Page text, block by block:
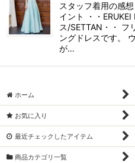
スタッフ着用の感
イント ・・
ス/SETTAN・・ フ
ングドレスです。
が…
ホーム
お気に入り
最近チェックしたアイテム
商品カテゴリ一覧